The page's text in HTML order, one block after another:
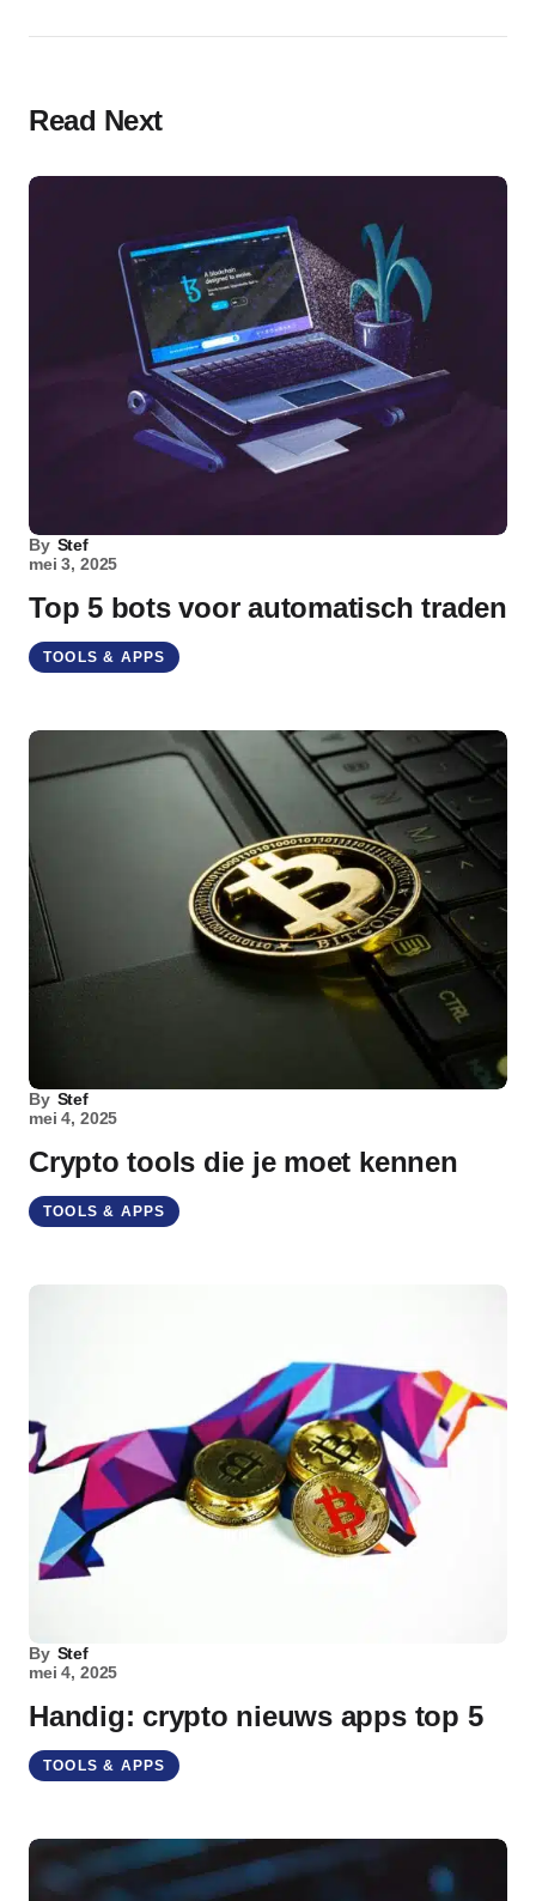
Read Next
By Stef
mei 3, 2025
Top 5 bots voor automatisch traden
TOOLS & APPS
By Stef
mei 4, 2025
Crypto tools die je moet kennen
TOOLS & APPS
By Stef
mei 4, 2025
Handig: crypto nieuws apps top 5
TOOLS & APPS